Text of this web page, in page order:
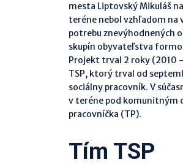
mesta Liptovský Mikuláš
teréne nebol vzhľadom na
potrebu znevýhodnených
skupín obyvateľstva
Projekt trval 2 roky (2010
TSP, ktorý trval od
sociálny pracovník. V
v teréne pod komunitným
pracovníčka (TP).
Tím TSP